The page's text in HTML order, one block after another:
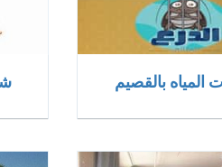
بالقصيم